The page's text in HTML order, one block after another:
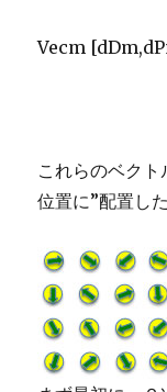
Vecm
これらのベク
位置に”配置した